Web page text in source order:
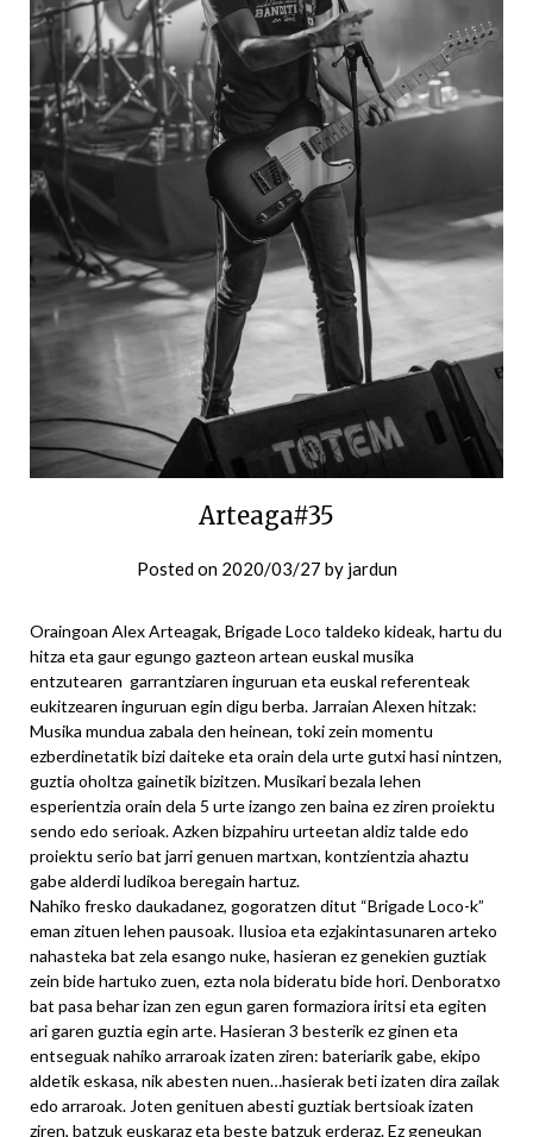
Arteaga#35
Posted on 2020/03/27 by jardun
Oraingoan Alex Arteagak, Brigade Loco taldeko kideak, hartu du
hitza eta gaur egungo gazteon artean euskal musika
entzutearen garrantziaren inguruan eta euskal referenteak
eukitzearen inguruan egin digu berba. Jarraian Alexen hitzak:
Musika mundua zabala den heinean, toki zein momentu
ezberdinetatik bizi daiteke eta orain dela urte gutxi hasi nintzen,
guztia oholtza gainetik bizitzen. Musikari bezala lehen
esperientzia orain dela 5 urte izango zen baina ez ziren proiektu
sendo edo serioak. Azken bizpahiru urteetan aldiz talde edo
proiektu serio bat jarri genuen martxan, kontzientzia ahaztu
gabe alderdi ludikoa beregain hartuz.
Nahiko fresko daukadanez, gogoratzen ditut “Brigade Loco-k”
eman zituen lehen pausoak. Ilusioa eta ezjakintasunaren arteko
nahasteka bat zela esango nuke, hasieran ez genekien guztiak
zein bide hartuko zuen, ezta nola bideratu bide hori. Denboratxo
bat pasa behar izan zen egun garen formaziora iritsi eta egiten
ari garen guztia egin arte. Hasieran 3 besterik ez ginen eta
entseguak nahiko arraroak izaten ziren: bateriarik gabe, ekipo
aldetik eskasa, nik abesten nuen…hasierak beti izaten dira zailak
edo arraroak. Joten genituen abesti guztiak bertsioak izaten
ziren, batzuk euskaraz eta beste batzuk erderaz. Ez geneukan